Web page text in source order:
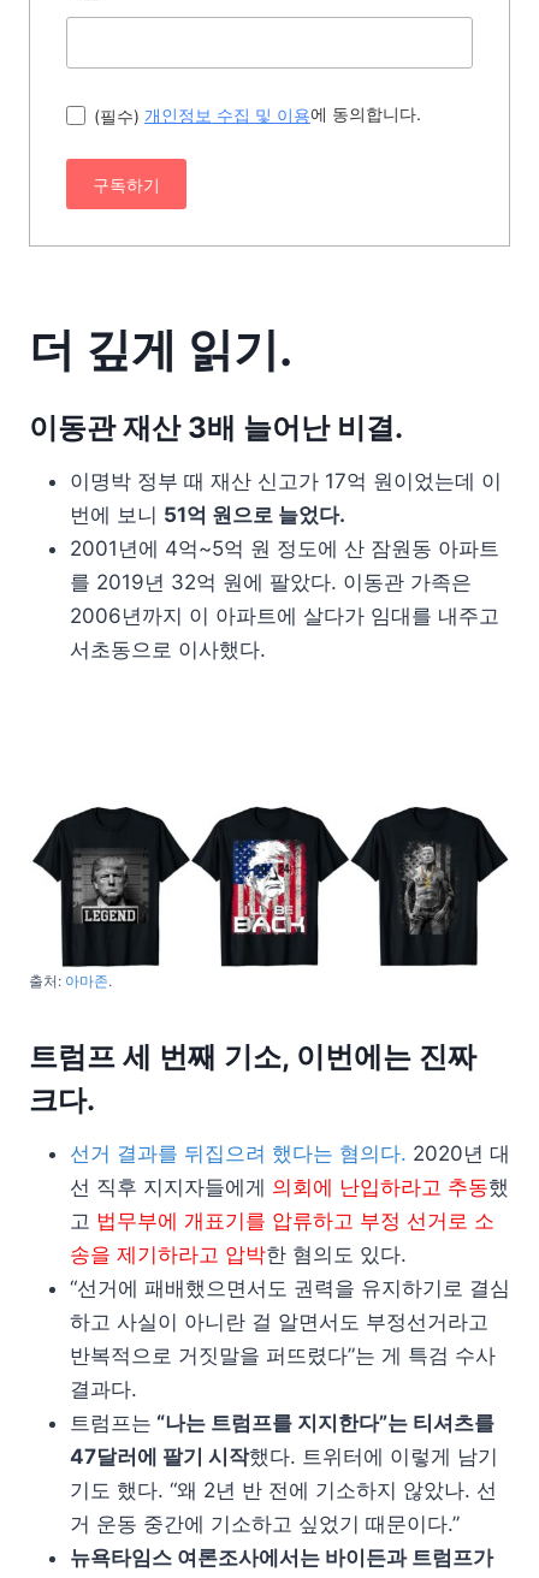
(필수) 개인정보 수집 및 이용에 동의합니다.
구독하기
더 깊게 읽기.
이동관 재산 3배 늘어난 비결.
이명박 정부 때 재산 신고가 17억 원이었는데 이
번에 보니 51억 원으로 늘었다.
2001년에 4억~5억 원 정도에 산 잠원동 아파트
를 2019년 32억 원에 팔았다. 이동관 가족은
2006년까지 이 아파트에 살다가 임대를 내주고
서초동으로 이사했다.
출처: 아마존.
트럼프 세 번째 기소, 이번에는 진짜
크다.
선거 결과를 뒤집으려 했다는 혐의다. 2020년 대
선 직후 지지자들에게 의회에 난입하라고 추동했
고 법무부에 개표기를 압류하고 부정 선거로 소
송을 제기하라고 압박한 혐의도 있다.
“선거에 패배했으면서도 권력을 유지하기로 결심
하고 사실이 아니란 걸 알면서도 부정선거라고
반복적으로 거짓말을 퍼뜨렸다”는 게 특검 수사
결과다.
트럼프는 “나는 트럼프를 지지한다”는 티셔츠를
47달러에 팔기 시작했다. 트위터에 이렇게 남기
기도 했다. “왜 2년 반 전에 기소하지 않았나. 선
거 운동 중간에 기소하고 싶었기 때문이다.”
뉴욕타임스 여론조사에서는 바이든과 트럼프가